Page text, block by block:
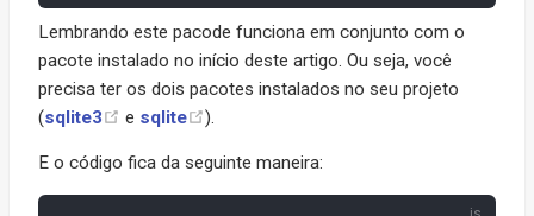
Lembrando este pacode funciona em conjunto com o
pacote instalado no início deste artigo. Ou seja, você
precisa ter os dois pacotes instalados no seu projeto
(sqlite3 e sqlite ).
E o código fica da seguinte maneira: